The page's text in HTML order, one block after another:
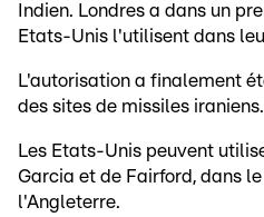
Indien. Londres a dans un
Etats-Unis l'utilisent dans
L'autorisation a finalement
des sites de missiles iraniens.
Les Etats-Unis peuvent
Garcia et de Fairford, dans
l'Angleterre.